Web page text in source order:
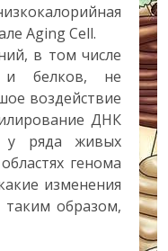
Aging Cell.
в том числе
и белков, не
воздействие
ДНК
у ряда живых
генома
изменения
таким образом,